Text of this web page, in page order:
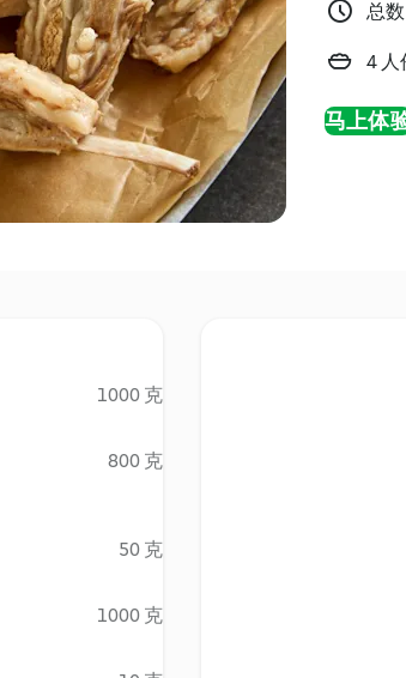
总
4 人
马上体
1000 克
800 克
50 克
1000 克